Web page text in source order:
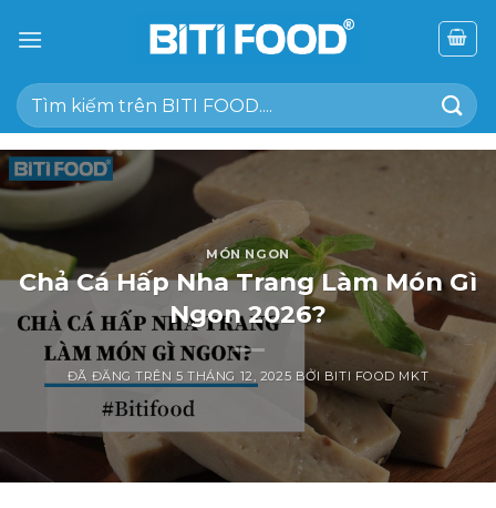
đến
dung
Tìm
kiếm:
MÓN NGON
Chả Cá Hấp Nha Trang Làm Món Gì
Ngon 2026?
ĐÃ ĐĂNG TRÊN5 THÁNG 12, 2025 BỞI BITI FOOD MKT